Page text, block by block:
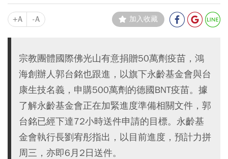
+A -A 加入收藏
宗教團體國際佛光山有意捐贈50萬劑疫苗，鴻
海創辦人郭台銘也跟進，以旗下永齡基金會與台
康生技名義，申購500萬劑的德國BNT疫苗。據
了解永齡基金會正在加緊進度準備相關文件，郭
台銘已經下達72小時送件申請的目標。永齡基
金會執行長劉宥彤指出，以目前進度，預計力拼
周三，亦即6月2日送件。